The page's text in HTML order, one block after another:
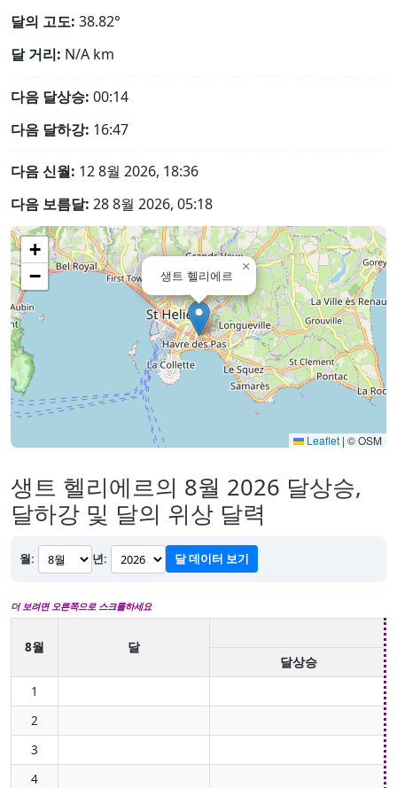
달의 고도: 38.82°
달 거리: N/A km
다음 달상승: 00:14
다음 달하강: 16:47
다음 신월: 12 8월 2026, 18:36
다음 보름달: 28 8월 2026, 05:18
생트 헬리에르
×
+
−
Leaflet | © OSM
생트 헬리에르의 8월 2026 달상승,
달하강 및 달의 위상 달력
월: 년: 달 데이터 보기
더 보려면 오른쪽으로 스크롤하세요
8월
달
달상승
1
2
3
4